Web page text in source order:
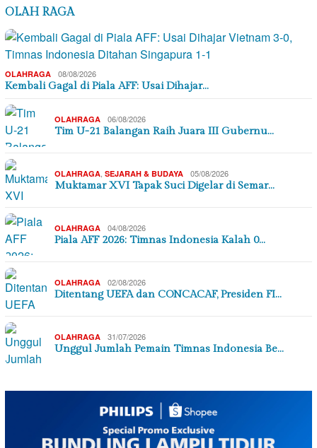
OLAH RAGA
OLAHRAGA 08/08/2026
Kembali Gagal di Piala AFF: Usai Dihajar…
OLAHRAGA 06/08/2026
Tim U-21 Balangan Raih Juara III Gubernu…
OLAHRAGA SEJARAH & BUDAYA 05/08/2026
Muktamar XVI Tapak Suci Digelar di Semar…
OLAHRAGA 04/08/2026
Piala AFF 2026: Timnas Indonesia Kalah 0…
OLAHRAGA 02/08/2026
Ditentang UEFA dan CONCACAF, Presiden FI…
OLAHRAGA 31/07/2026
Unggul Jumlah Pemain Timnas Indonesia Be…